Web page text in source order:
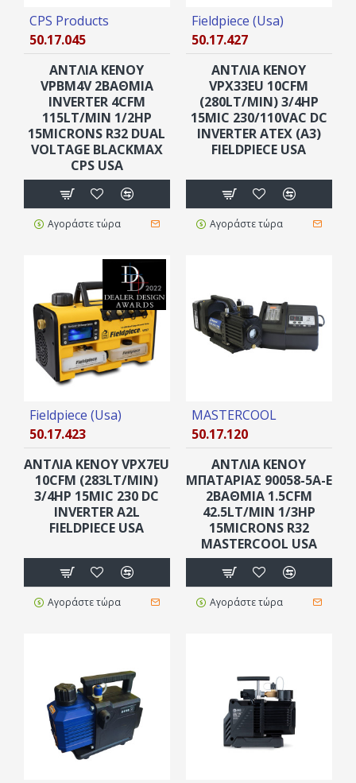
CPS Products
50.17.045
ΑΝΤΛΙΑ ΚΕΝΟΥ
VPBM4V 2ΒΑΘΜΙΑ
INVERTER 4CFM
115LT/MIN 1/2HP
15MICRONS R32 DUAL
VOLTAGE BLACKMAX
CPS USA
Αγοράστε τώρα
Fieldpiece (Usa)
50.17.427
ΑΝΤΛΙΑ ΚΕΝΟΥ
VPX33EU 10CFM
(280LT/MIN) 3/4HP
15MIC 230/110VAC DC
INVERTER ATEX (A3)
FIELDPIECE USA
Αγοράστε τώρα
Fieldpiece (Usa)
50.17.423
ΑΝΤΛΙΑ ΚΕΝΟΥ VPX7EU
10CFM (283LT/MIN)
3/4HP 15MIC 230 DC
INVERTER A2L
FIELDPIECE USA
Αγοράστε τώρα
MASTERCOOL
50.17.120
ΑΝΤΛΙΑ ΚΕΝΟΥ
ΜΠΑΤΑΡΊΑΣ 90058-5A-E
2ΒΑΘΜΙΑ 1.5CFM
42.5LT/MIN 1/3HP
15MICRONS R32
MASTERCOOL USA
Αγοράστε τώρα